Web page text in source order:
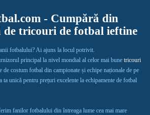
- Cumpără din
de tricouri de fotbal ieftine
fotbalului? Ai ajuns la locul potrivit.
principal la nivel mondial al celor mai bune tricouri
de costum fotbal din campionate și echipe naționale de pe
ta unică pentru prețuri excelente la echipamente de fotbal
fanilor fotbalului din întreaga lume cea mai mare